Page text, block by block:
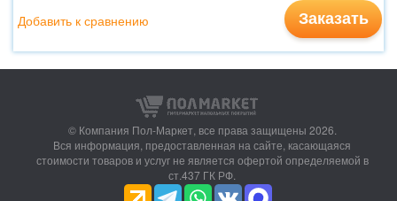
Заказать
Добавить к сравнению
© Компания Пол-Маркет, все права защищены 2026.
Вся информация, предоставленная на сайте, касающаяся
стоимости товаров и услуг не является офертой определяемой в
ст.437 ГК РФ.